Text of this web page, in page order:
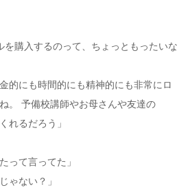
を購入するのって、ちょっともったいな
的にも時間的にも精神的にも非常にロ
。 予備校講師やお母さんや友達の
れるだろう」
って言ってた」
ゃない？」